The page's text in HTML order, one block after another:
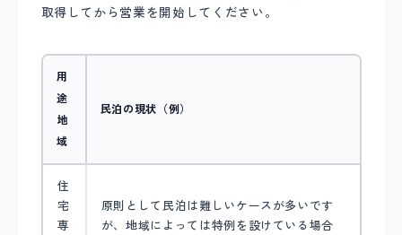
取得してから営業を開始してください。
用
途
地
域
民泊の現状（例）
住
宅
専
原則として民泊は難しいケースが多いです
が、地域によっては特例を設けている場合